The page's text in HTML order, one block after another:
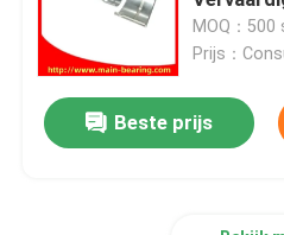
Trapas Hoofdlager
Hoofdlaging van de auto
MOQ：500
Prijs：
Beste prijs